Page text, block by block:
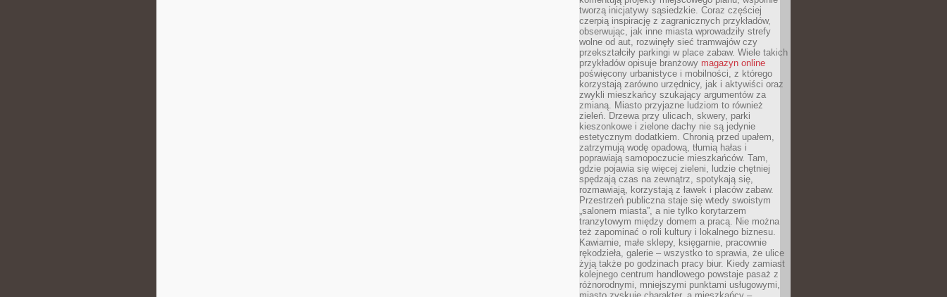
tworzą inicjatywy sąsiedzkie. Coraz częściej
czerpią inspirację z zagranicznych przykładów,
obserwując, jak inne miasta wprowadziły strefy
wolne od aut, rozwinęły sieć tramwajów czy
przekształciły parkingi w place zabaw. Wiele takich
przykładów opisuje branżowy magazyn online
poświęcony urbanistyce i mobilności, z którego
korzystają zarówno urzędnicy, jak i aktywiści oraz
zwykli mieszkańcy szukający argumentów za
zmianą. Miasto przyjazne ludziom to również
zieleń. Drzewa przy ulicach, skwery, parki
kieszonkowe i zielone dachy nie są jedynie
estetycznym dodatkiem. Chronią przed upałem,
zatrzymują wodę opadową, tłumią hałas i
poprawiają samopoczucie mieszkańców. Tam,
gdzie pojawia się więcej zieleni, ludzie chętniej
spędzają czas na zewnątrz, spotykają się,
rozmawiają, korzystają z ławek i placów zabaw.
Przestrzeń publiczna staje się wtedy swoistym
„salonem miasta”, a nie tylko korytarzem
tranzytowym między domem a pracą. Nie można
też zapominać o roli kultury i lokalnego biznesu.
Kawiarnie, małe sklepy, księgarnie, pracownie
rękodzieła, galerie – wszystko to sprawia, że ulice
żyją także po godzinach pracy biur. Kiedy zamiast
kolejnego centrum handlowego powstaje pasaż z
różnorodnymi, mniejszymi punktami usługowymi,